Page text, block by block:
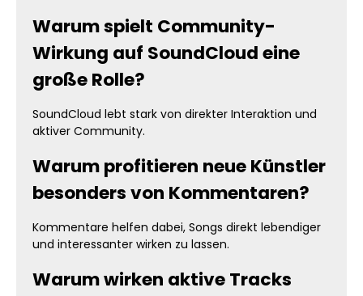
Warum spielt Community-
Wirkung auf SoundCloud eine
große Rolle?
SoundCloud lebt stark von direkter Interaktion und
aktiver Community.
Warum profitieren neue Künstler
besonders von Kommentaren?
Kommentare helfen dabei, Songs direkt lebendiger
und interessanter wirken zu lassen.
Warum wirken aktive Tracks